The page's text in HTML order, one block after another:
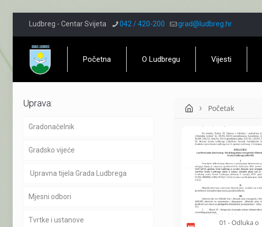
Ludbreg - Centar Svijeta 042 / 420-200 grad@ludbreg.hr
Početna O Ludbregu Vijesti
Početak
01 - Odluka o
Uprava:
Gradonačelnik
Gradsko vijeće
Upravna tijela Grada Ludbrega
Mjesni odbori
Tvrtke i ustanove